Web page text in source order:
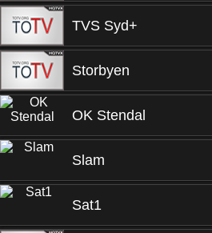
TVS Syd+
Storbyen
OK Stendal
Slam
Sat1